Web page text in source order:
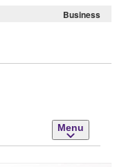
Business
Menu